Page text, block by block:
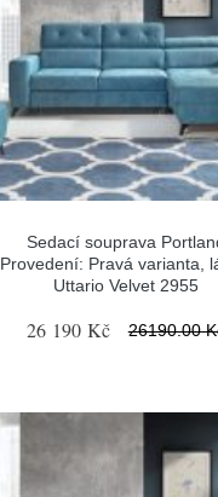
Sedací souprava
Provedení: Pravá varianta,
Uttario Velvet 2955
26 190 Kč 26190.00